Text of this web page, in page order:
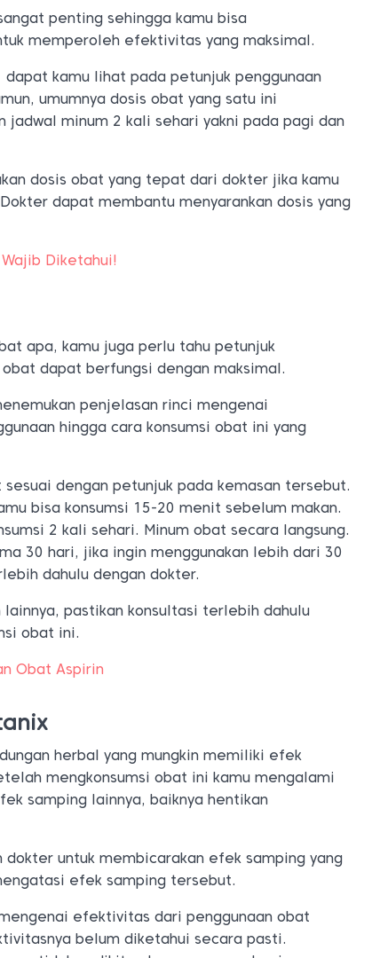
penting sehingga kamu bisa
memperoleh efektivitas yang maksimal.
kamu lihat pada petunjuk penggunaan
umumnya dosis obat yang satu ini
jadwal minum 2 kali sehari yakni pada pagi dan
dosis obat yang tepat dari dokter jika kamu
dapat membantu menyarankan dosis yang
Diketahui!
apa, kamu juga perlu tahu petunjuk
dapat berfungsi dengan maksimal.
penjelasan rinci mengenai
hingga cara konsumsi obat ini yang
sesuai dengan petunjuk pada kemasan tersebut.
bisa konsumsi 15-20 menit sebelum makan.
2 kali sehari. Minum obat secara langsung.
30 hari, jika ingin menggunakan lebih dari 30
dahulu dengan dokter.
pastikan konsultasi terlebih dahulu
obat ini.
Obat Aspirin
herbal yang mungkin memiliki efek
mengkonsumsi obat ini kamu mengalami
samping lainnya, baiknya hentikan
dokter untuk membicarakan efek samping yang
efek samping tersebut.
efektivitas dari penggunaan obat
belum diketahui secara pasti.